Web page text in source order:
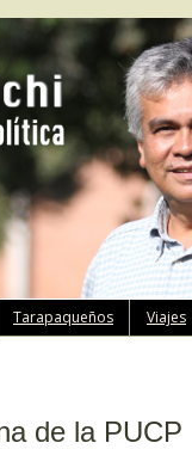
Ir
al
contenido
Tarapaqueños Viajes
de la PUCP